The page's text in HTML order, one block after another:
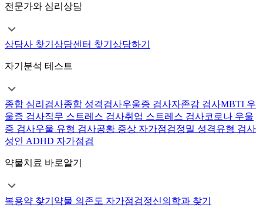
전문가와 심리상담
상담사 찾기 상담센터 찾기 상담하기
자기분석 테스트
종합 심리검사종합 성격검사우울증 검사자존감 검사MBTI 우
울증 검사직무 스트레스 검사취업 스트레스 검사코로나 우울
증 검사우울 유형 검사공황 증상 자가점검정밀 성격유형 검사
성인 ADHD 자가점검
약물치료 바로알기
복용약 찾기 약물 의존도 자가점검정신의학과 찾기